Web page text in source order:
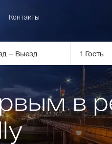
Контакты
в